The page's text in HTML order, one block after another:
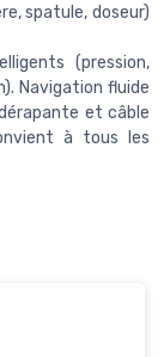
spatule, doseur)
(pression,
Navigation fluide
et câble
à tous les